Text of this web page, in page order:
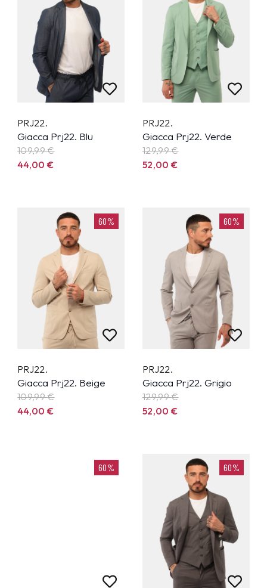
PRJ22.
Giacca Prj22. Blu
109,99€
44,00€
PRJ22.
Giacca Prj22. Verde
129,99€
52,00€
60%
PRJ22.
Giacca Prj22. Beige
109,99€
44,00€
60%
PRJ22.
Giacca Prj22. Grigio
129,99€
52,00€
60% 60%